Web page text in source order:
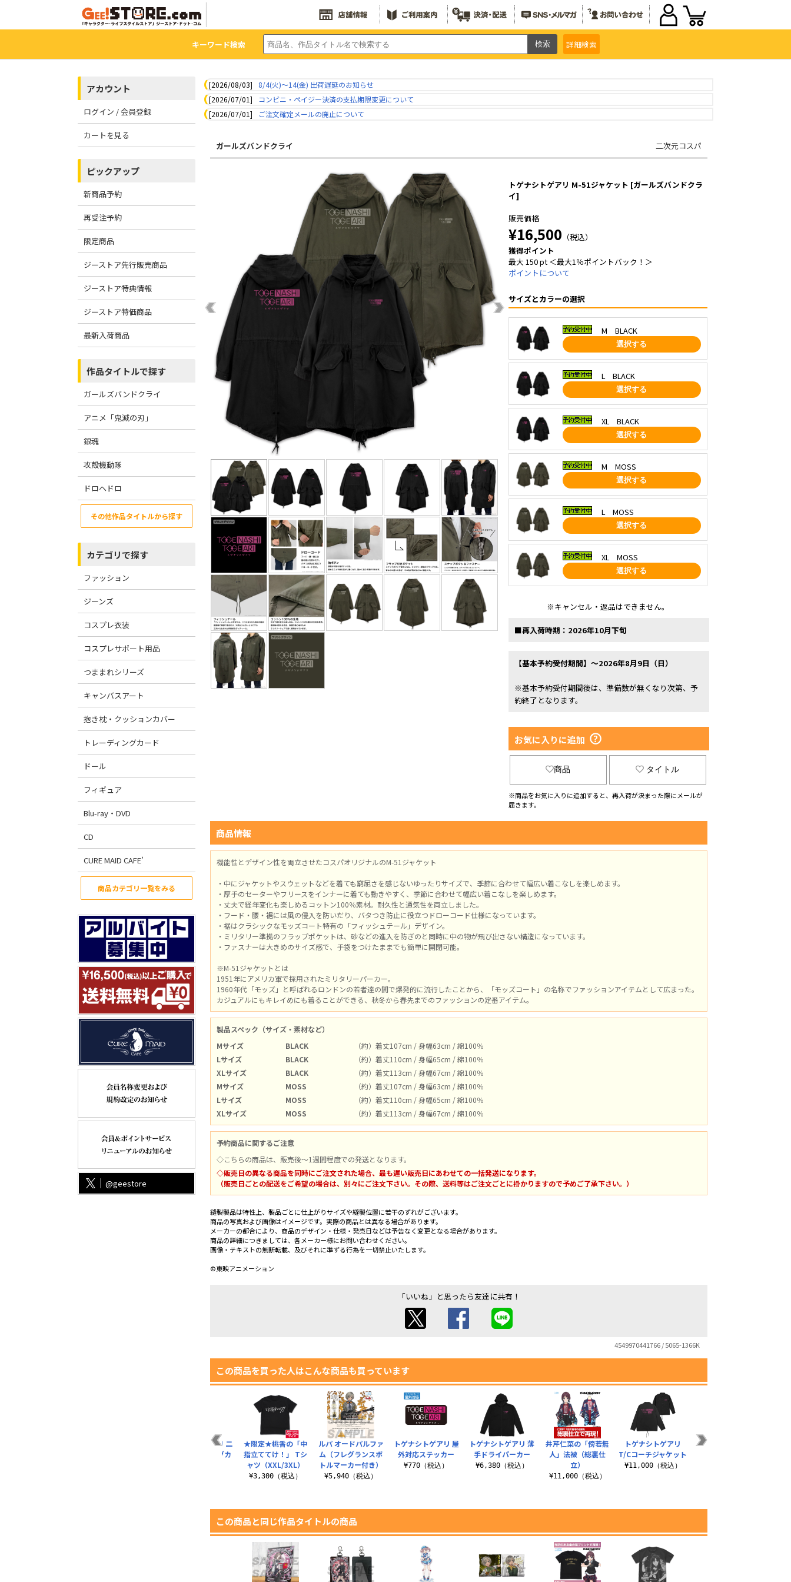
キーワード検索 詳細検索
アカウント
ログイン / 会員登録
カートを見る
ピックアップ
新商品予約
再受注予約
限定商品
ジーストア先行販売商品
ジーストア特典情報
ジーストア特価商品
最新入荷商品
作品タイトルで探す
ガールズバンドクライ
アニメ「鬼滅の刃」
銀魂
攻殻機動隊
ドロヘドロ
その他作品タイトルから探す
カテゴリで探す
ファッション
ジーンズ
コスプレ衣装
コスプレサポート用品
つままれシリーズ
キャンバスアート
抱き枕・クッションカバー
トレーディングカード
ドール
フィギュア
Blu-ray・DVD
CD
CURE MAID CAFE’
商品カテゴリ一覧をみる
@geestore
[2026/08/03]
8/4(火)～14(金) 出荷遅延のお知らせ
[2026/07/01]
コンビニ・ペイジー決済の支払期限変更について
[2026/07/01]
ご注文確定メールの廃止について
ガールズバンドクライ 二次元コスパ
トゲナシトゲアリ M-51ジャケット [ガールズバンドクラ
イ]
販売価格
¥16,500 （税込）
獲得ポイント
最大 150 pt ＜最大1％ポイントバック！＞
ポイントについて
サイズとカラーの選択
M BLACK
選択する
L BLACK
選択する
XL BLACK
選択する
M MOSS
選択する
L MOSS
選択する
XL MOSS
選択する
※キャンセル・返品はできません。
■再入荷時期：2026年10月下旬
【基本予約受付期間】～2026年8月9日（日）
※基本予約受付期間後は、準備数が無くなり次第、予
約終了となります。
お気に入りに追加
商品 タイトル
※商品をお気に入りに追加すると、再入荷が決まった際にメールが
届きます。
商品情報
機能性とデザイン性を両立させたコスパオリジナルのM-51ジャケット
・中にジャケットやスウェットなどを着ても窮屈さを感じないゆったりサイズで、季節に合わせて幅広い着こなしを楽しめます。
・厚手のセーターやフリースをインナーに着ても動きやすく、季節に合わせて幅広い着こなしを楽しめます。
・丈夫で経年変化も楽しめるコットン100％素材。耐久性と通気性を両立しました。
・フード・腰・裾には風の侵入を防いだり、バタつき防止に役立つドローコード仕様になっています。
・裾はクラシックなモッズコート特有の「フィッシュテール」デザイン。
・ミリタリー準拠のフラップポケットは、砂などの進入を防ぎのと同時に中の物が飛び出さない構造になっています。
・ファスナーは大きめのサイズ感で、手袋をつけたままでも簡単に開閉可能。
※M-51ジャケットとは
1951年にアメリカ軍で採用されたミリタリーパーカー。
1960年代「モッズ」と呼ばれるロンドンの若者達の間で爆発的に流行したことから、「モッズコート」の名称でファッションアイテムとして広まった。
カジュアルにもキレイめにも着ることができる、秋冬から春先までのファッションの定番アイテム。
製品スペック（サイズ・素材など）
Mサイズ
BLACK
（約）着丈107cm / 身幅63cm / 綿100％
Lサイズ
BLACK
（約）着丈110cm / 身幅65cm / 綿100％
XLサイズ
BLACK
（約）着丈113cm / 身幅67cm / 綿100％
Mサイズ
MOSS
（約）着丈107cm / 身幅63cm / 綿100％
Lサイズ
MOSS
（約）着丈110cm / 身幅65cm / 綿100％
XLサイズ
MOSS （約）着丈113cm / 身幅67cm / 綿100％
予約商品に関するご注意
◇こちらの商品は、販売後～1週間程度での発送となります。
◇販売日の異なる商品を同時にご注文された場合、最も遅い販売日にあわせての一括発送になります。
（販売日ごとの配送をご希望の場合は、別々にご注文下さい。その際、送料等はご注文ごとに掛かりますので予めご了承下さい。）
縫製製品は特性上、製品ごとに仕上がりサイズや縫製位置に若干のずれがございます。
商品の写真および画像はイメージです。実際の商品とは異なる場合があります。
メーカーの都合により、商品のデザイン・仕様・発売日などは予告なく変更となる場合があります。
商品の詳細につきましては、各メーカー様にお問い合わせください。
画像・テキストの無断転載、及びそれに準ずる行為を一切禁止いたします。
©東映アニメーション
「いいね」と思ったら友達に共有！
4549970441766 / 5065-1366K
この商品を買った人はこんな商品も買っています
トゲナシトゲアリ 屋
外対応ステッカー
¥770（税込）
トゲナシトゲアリ 薄
手ドライパーカー
¥6,380（税込）
井芹仁菜の「傍若無
人」法被（総裏仕
立）
¥11,000（税込）
トゲナシトゲアリ
T/Cコーチジャケット
¥11,000（税込）
トゲナシトゲアリ ミ
トゲナシトゲアリ 二
層ステンレスマグカ
★限定★桃香の「中
指立ててけ！」 Tシ
ャツ（XXL/3XL）
¥3,300（税込）
ルパ オードパルファ
ム（フレグランスボ
トルマーカー付き）
¥5,940（税込）
この商品と同じ作品タイトルの商品